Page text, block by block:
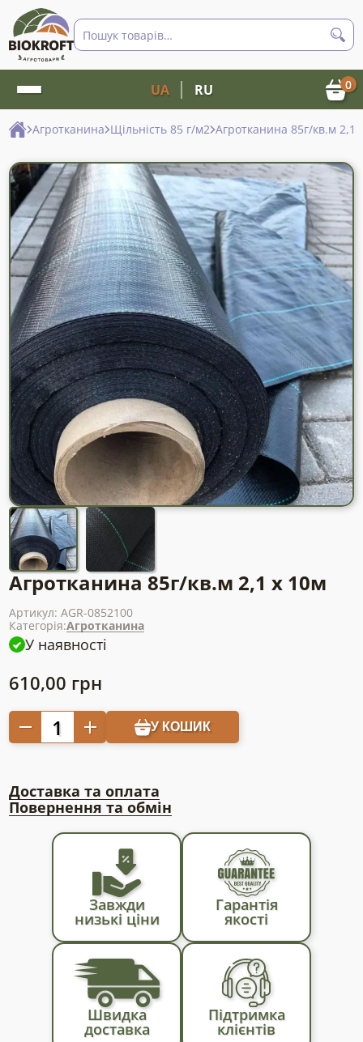
Пошук
товарів
UA RU 0
Агротканина Щільність 85 г/м2 Агротканина 85г/кв.м 2,1
Агротканина 85г/кв.м 2,1 х 10м
Артикул:AGR-0852100
Категорія:Агротканина
У наявності
610,00 грн
Агротканина
85г/
х
10м
кількість
У КОШИК
Доставка та оплата
Повернення та обмін
Завжди
низькі ціни
Гарантія
якості
Швидка
доставка
Підтримка
клієнтів